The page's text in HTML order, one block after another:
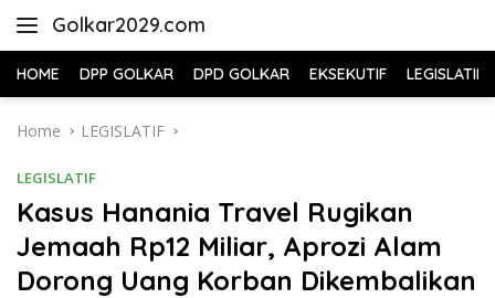
Golkar2029.com
HOME DPP GOLKAR DPD GOLKAR EKSEKUTIF LEGISLATIF
Home LEGISLATIF
LEGISLATIF
Kasus Hanania Travel Rugikan
Jemaah Rp12 Miliar, Aprozi Alam
Dorong Uang Korban Dikembalikan